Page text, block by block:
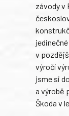
závody v
v
výročí
jsme si
a výrobě
Škoda v